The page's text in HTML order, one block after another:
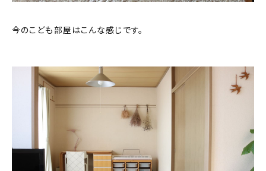
今のこども部屋はこんな感じです。